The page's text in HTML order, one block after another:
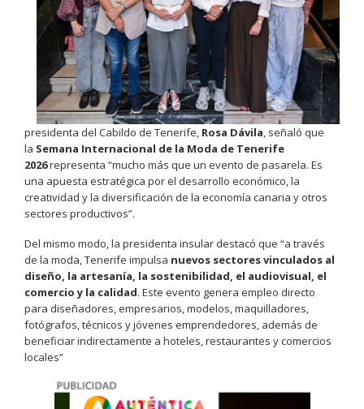
presidenta del Cabildo de Tenerife, Rosa Dávila, señaló que
la Semana Internacional de la Moda de Tenerife
2026representa “mucho más que un evento de pasarela. Es
una apuesta estratégica por el desarrollo económico, la
creatividad y la diversificación de la economía canaria y otros
sectores productivos”.
Del mismo modo, la presidenta insular destacó que “a través
de la moda, Tenerife impulsa nuevos sectores vinculados al
diseño, la artesanía, la sostenibilidad, el audiovisual, el
comercio y la calidad. Este evento genera empleo directo
para diseñadores, empresarios, modelos, maquilladores,
fotógrafos, técnicos y jóvenes emprendedores, además de
beneficiar indirectamente a hoteles, restaurantes y comercios
locales”